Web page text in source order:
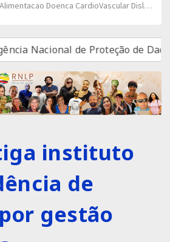
Nacional de Proteção de Dados
instituto
de
gestão